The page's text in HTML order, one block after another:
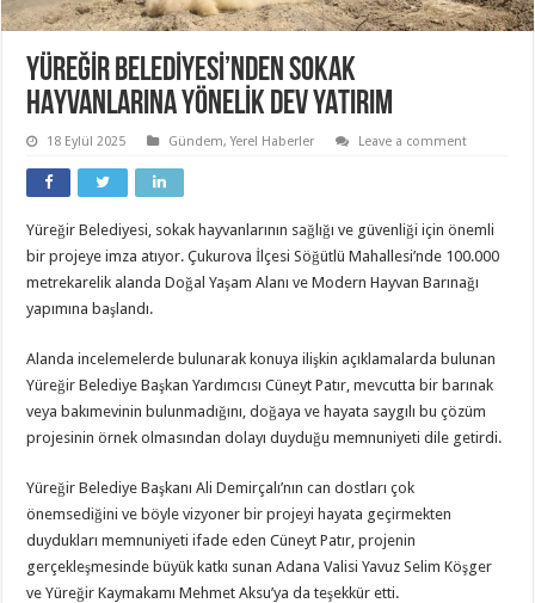
YÜREĞİR BELEDİYESİ’NDEN SOKAK
HAYVANLARINA YÖNELİK DEV YATIRIM
18 Eylül 2025 Gündem,Yerel Haberler Leave a comment
Yüreğir Belediyesi, sokak hayvanlarının sağlığı ve güvenliği için önemli
bir projeye imza atıyor. Çukurova İlçesi Söğütlü Mahallesi’nde 100.000
metrekarelik alanda Doğal Yaşam Alanı ve Modern Hayvan Barınağı
yapımına başlandı.
Alanda incelemelerde bulunarak konuya ilişkin açıklamalarda bulunan
Yüreğir Belediye Başkan Yardımcısı Cüneyt Patır, mevcutta bir barınak
veya bakımevinin bulunmadığını, doğaya ve hayata saygılı bu çözüm
projesinin örnek olmasından dolayı duyduğu memnuniyeti dile getirdi.
Yüreğir Belediye Başkanı Ali Demirçalı’nın can dostları çok
önemsediğini ve böyle vizyoner bir projeyi hayata geçirmekten
duydukları memnuniyeti ifade eden Cüneyt Patır, projenin
gerçekleşmesinde büyük katkı sunan Adana Valisi Yavuz Selim Köşger
ve Yüreğir Kaymakamı Mehmet Aksu’ya da teşekkür etti.